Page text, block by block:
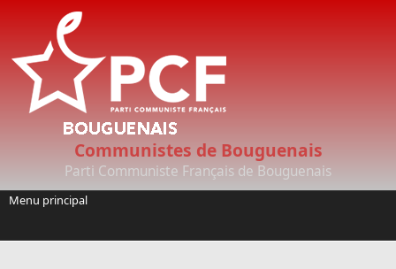
Aller au contenu principal
Communistes de Bouguenais
Parti Communiste Français de Bouguenais
Menu principal